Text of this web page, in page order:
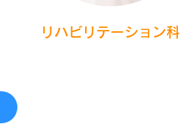
リハビリテーション科